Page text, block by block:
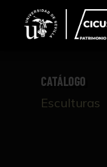
CATÁLOGO
Esculturas